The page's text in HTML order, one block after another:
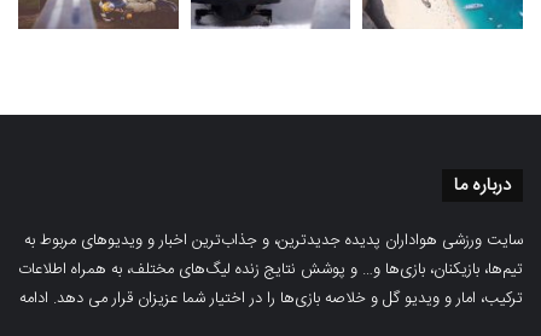
درباره ما
سایت ورزشی هواداران پدیده جدیدترین، و جذاب‌ترین اخبار و ویدیوهای مربوط به
تیم‌ها، بازیکنان، بازی‌ها و… و پوشش نتایج زنده لیگ‌های مختلف، به همراه اطلاعات
ترکیب، امار و ویدیو‌‌ گل‌ و خلاصه بازی‌ها را در اختیار شما عزیزان قرار می دهد. ادامه